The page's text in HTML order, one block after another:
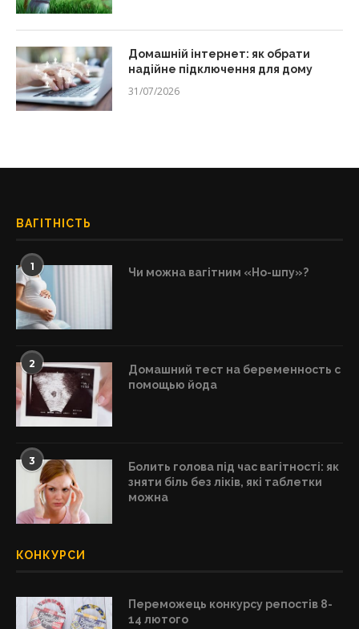
Домашній інтернет: як обрати
надійне підключення для дому
31/07/2026
ВАГІТНІСТЬ
1 Чи можна вагітним «Но-шпу»?
2
Домашний тест на беременность с
помощью йода
3
Болить голова під час вагітності: як
зняти біль без ліків, які таблетки
можна
КОНКУРСИ
Переможець конкурсу репостів 8-
14 лютого